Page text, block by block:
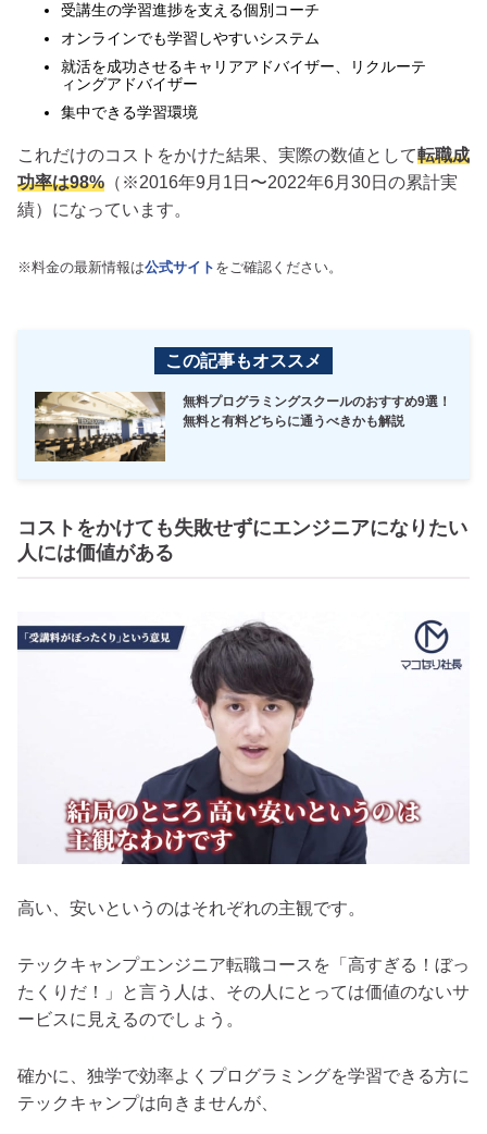
受講生の学習進捗を支える個別コーチ
オンラインでも学習しやすいシステム
就活を成功させるキャリアアドバイザー、リクルーテ
ィングアドバイザー
集中できる学習環境
これだけのコストをかけた結果、実際の数値として転職成
功率は98% （※2016年9月1日〜2022年6月30日の累計実
績）になっています。
※料金の最新情報は公式サイト をご確認ください。
この記事もオススメ
無料プログラミングスクールのおすすめ9選！
無料と有料どちらに通うべきかも解説
コストをかけても失敗せずにエンジニアになりたい
人には価値がある
高い、安いというのはそれぞれの主観です。
テックキャンプエンジニア転職コースを「高すぎる！ぼっ
たくりだ！」と言う人は、その人にとっては価値のないサ
ービスに見えるのでしょう。
確かに、独学で効率よくプログラミングを学習できる方に
テックキャンプは向きませんが、